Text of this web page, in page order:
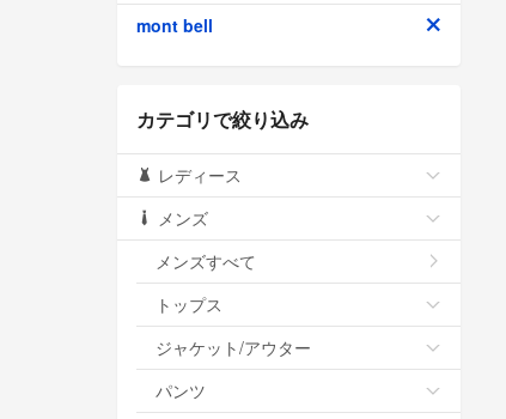
mont bell
カテゴリで絞り込み
レディース
メンズ
メンズすべて
トップス
ジャケット/アウター
パンツ